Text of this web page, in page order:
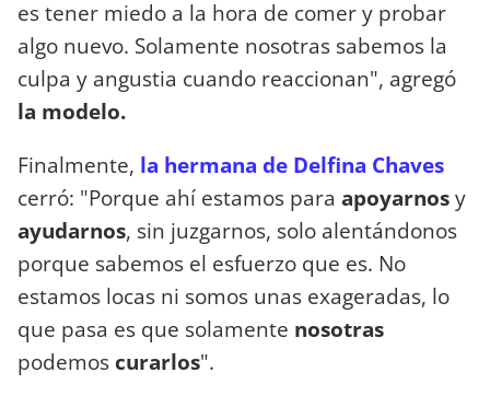
es tener miedo a la hora de comer y probar
algo nuevo. Solamente nosotras sabemos la
culpa y angustia cuando reaccionan", agregó
la modelo.
Finalmente, la hermana de Delfina Chaves
cerró: "Porque ahí estamos para apoyarnosy
ayudarnos, sin juzgarnos, solo alentándonos
porque sabemos el esfuerzo que es. No
estamos locas ni somos unas exageradas, lo
que pasa es que solamente nosotras
podemos curarlos".